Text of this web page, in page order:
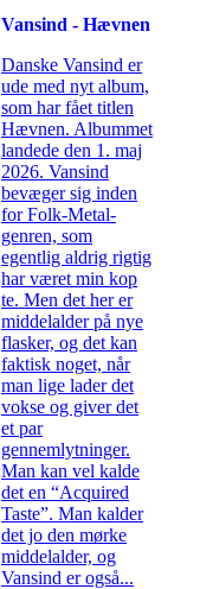
Vansind - Hævnen
Danske Vansind er
ude med nyt album,
som har fået titlen
Hævnen. Albummet
landede den 1. maj
2026. Vansind
bevæger sig inden
for Folk-Metal-
genren, som
egentlig aldrig rigtig
har været min kop
te. Men det her er
middelalder på nye
flasker, og det kan
faktisk noget, når
man lige lader det
vokse og giver det
et par
gennemlytninger.
Man kan vel kalde
det en “Acquired
Taste”. Man kalder
det jo den mørke
middelalder, og
Vansind er også...